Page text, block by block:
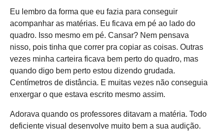
Eu lembro da forma que eu fazia para conseguir
acompanhar as matérias. Eu ficava em pé ao lado do
quadro. Isso mesmo em pé. Cansar? Nem pensava
nisso, pois tinha que correr pra copiar as coisas. Outras
vezes minha carteira ficava bem perto do quadro, mas
quando digo bem perto estou dizendo grudada.
Centímetros de distância. E muitas vezes não conseguia
enxergar o que estava escrito mesmo assim.
Adorava quando os professores ditavam a matéria. Todo
deficiente visual desenvolve muito bem a sua audição.